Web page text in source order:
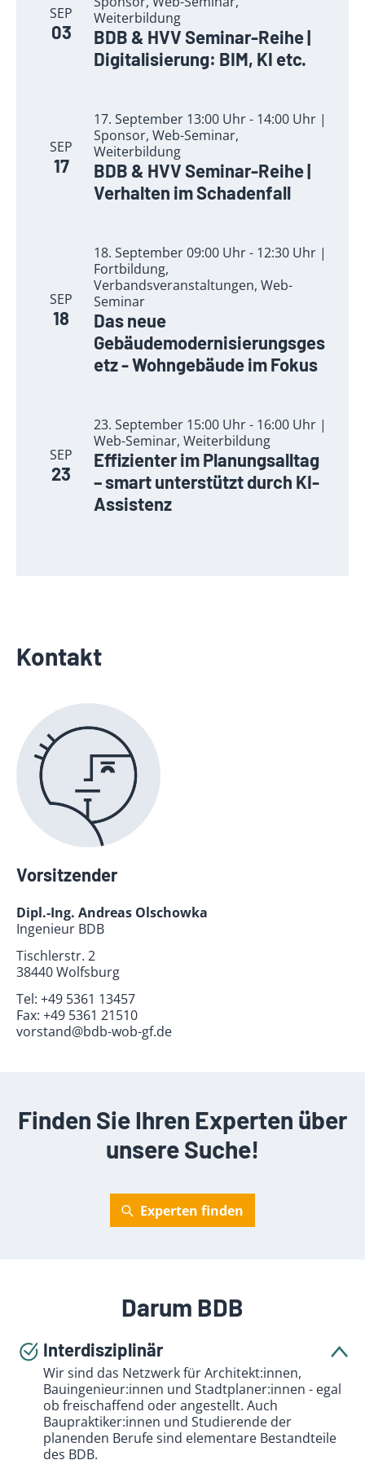
SEP
03
Weiterbildung
BDB & HVV Seminar-Reihe |
Digitalisierung: BIM, KI etc.
SEP
17
17. September 13:00 Uhr - 14:00 Uhr |
Sponsor, Web-Seminar,
Weiterbildung
BDB & HVV Seminar-Reihe |
Verhalten im Schadenfall
SEP
18
18. September 09:00 Uhr - 12:30 Uhr |
Fortbildung,
Verbandsveranstaltungen, Web-
Seminar
Das neue
Gebäudemodernisierungsges
etz - Wohngebäude im Fokus
SEP
23
23. September 15:00 Uhr - 16:00 Uhr |
Web-Seminar, Weiterbildung
Effizienter im Planungsalltag
– smart unterstützt durch KI-
Assistenz
Kontakt
Vorsitzender
Dipl.-Ing. Andreas Olschowka
Ingenieur BDB
Tischlerstr. 2
38440 Wolfsburg
Tel: +49 5361 13457
Fax: +49 5361 21510
vorstand@bdb-wob-gf.de
Finden Sie Ihren Experten über
unsere Suche!
Experten finden
Darum BDB
Interdisziplinär
Wir sind das Netzwerk für Architekt:innen,
Bauingenieur:innen und Stadtplaner:innen - egal
ob freischaffend oder angestellt. Auch
Baupraktiker:innen und Studierende der
planenden Berufe sind elementare Bestandteile
des BDB.